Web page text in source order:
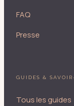
FAQ
Presse
GUIDES &
Tous les guides